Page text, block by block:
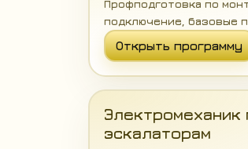
Профподготовка по
подключение, базовые
Открыть программу
Электромеханик
эскалаторам